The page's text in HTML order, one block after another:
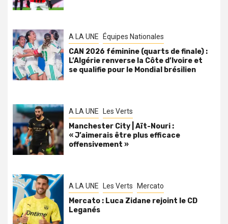
A LA UNE Équipes Nationales
CAN 2026 féminine (quarts de finale) :
L’Algérie renverse la Côte d’Ivoire et
se qualifie pour le Mondial brésilien
A LA UNE Les Verts
Manchester City | Aït-Nouri :
« J’aimerais être plus efficace
offensivement »
A LA UNE Les Verts Mercato
Mercato : Luca Zidane rejoint le CD
Leganés